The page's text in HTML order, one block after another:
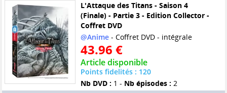
L'Attaque des Titans - Saison 4
(Finale) - Partie 3 - Edition Collector -
Coffret DVD
@Anime- Coffret DVD - intégrale
43.96 €
Article disponible
Points fidelités : 120
Nb DVD : 1 - Nb épisodes : 2